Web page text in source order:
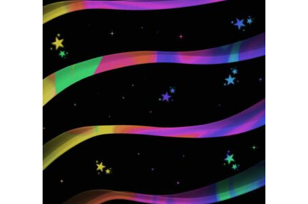
Impressum
Mein Konto
Richtlinie für Rückerstattungen und Rückgaben
Über Wohlzeit